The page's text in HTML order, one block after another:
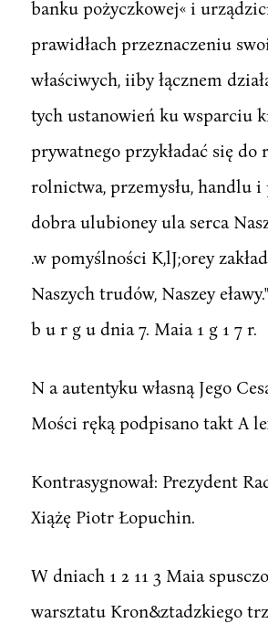
banku pożyczkowej« i
prawidłach przeznaczeniu
właściwych, iiby łącznem
tych ustanowień ku wsparciu
prywatnego przykładać się do
rolnictwa, przemysłu, handlu i
dobra ulubioney ula serca
.w pomyślności K,lJ;orey
Naszych trudów, Naszey
b u r g u dnia 7. Maia 1 g 1 7 r.
N a autentyku własną Jego
Mości ręką podpisano takt A
Kontrasygnował: Prezydent
Xiążę Piotr Łopuchin.
W dniach 1 2 11 3 Maia
warsztatu Kron&ztadzkiego